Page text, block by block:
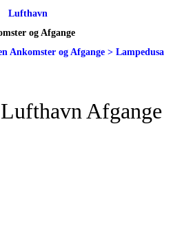
Lufthavn
og Afgange
Ankomster og Afgange > Lampedusa
Afgange